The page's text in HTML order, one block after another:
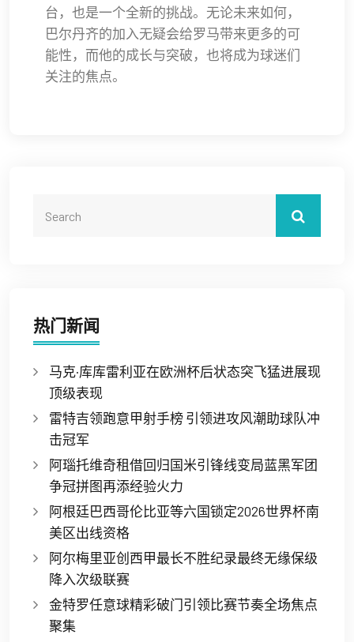
台，也是一个全新的挑战。无论未来如何，
巴尔丹齐的加入无疑会给罗马带来更多的可
能性，而他的成长与突破，也将成为球迷们
关注的焦点。
热门新闻
马克·库库雷利亚在欧洲杯后状态突飞猛进展现
顶级表现
雷特吉领跑意甲射手榜 引领进攻风潮助球队冲
击冠军
阿瑙托维奇租借回归国米引锋线变局蓝黑军团
争冠拼图再添经验火力
阿根廷巴西哥伦比亚等六国锁定2026世界杯南
美区出线资格
阿尔梅里亚创西甲最长不胜纪录最终无缘保级
降入次级联赛
金特罗任意球精彩破门引领比赛节奏全场焦点
聚集